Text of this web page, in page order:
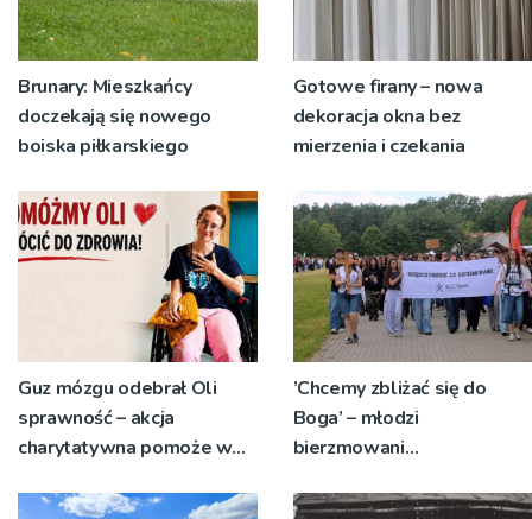
Brunary: Mieszkańcy
doczekają się nowego
boiska piłkarskiego
Gotowe firany – nowa
dekoracja okna bez
mierzenia i czekania
Guz mózgu odebrał Oli
sprawność – akcja
charytatywna pomoże w
’Chcemy zbliżać się do
Boga’ – młodzi
bierzmowani
Sanktuarium bł. Karoliny